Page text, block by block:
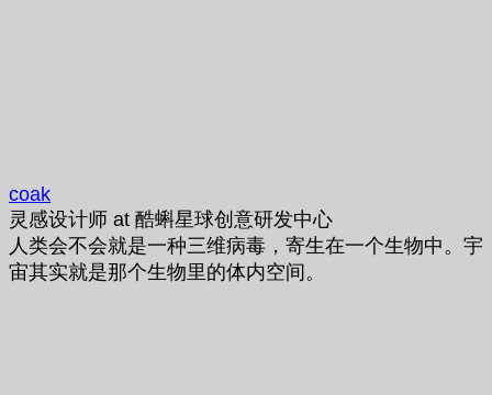
coak
灵感设计师 at 酷蝌星球创意研发中心
人类会不会就是一种三维病毒，寄生在一个生物中。宇
宙其实就是那个生物里的体内空间。